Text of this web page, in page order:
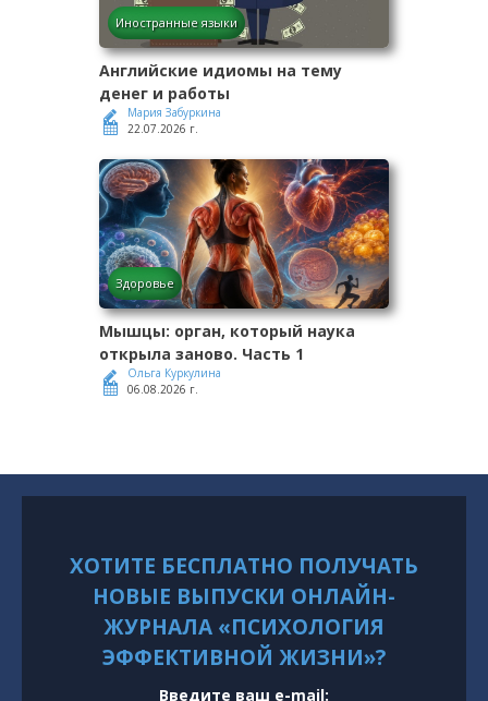
Иностранные языки
Английские идиомы на тему
денег и работы
Мария Забуркина
22.07.2026 г.
Здоровье
Мышцы: орган, который наука
открыла заново. Часть 1
Ольга Куркулина
06.08.2026 г.
ХОТИТЕ БЕСПЛАТНО ПОЛУЧАТЬ
НОВЫЕ ВЫПУСКИ ОНЛАЙН-
ЖУРНАЛА «ПСИХОЛОГИЯ
ЭФФЕКТИВНОЙ ЖИЗНИ»?
Введите ваш e-mail: